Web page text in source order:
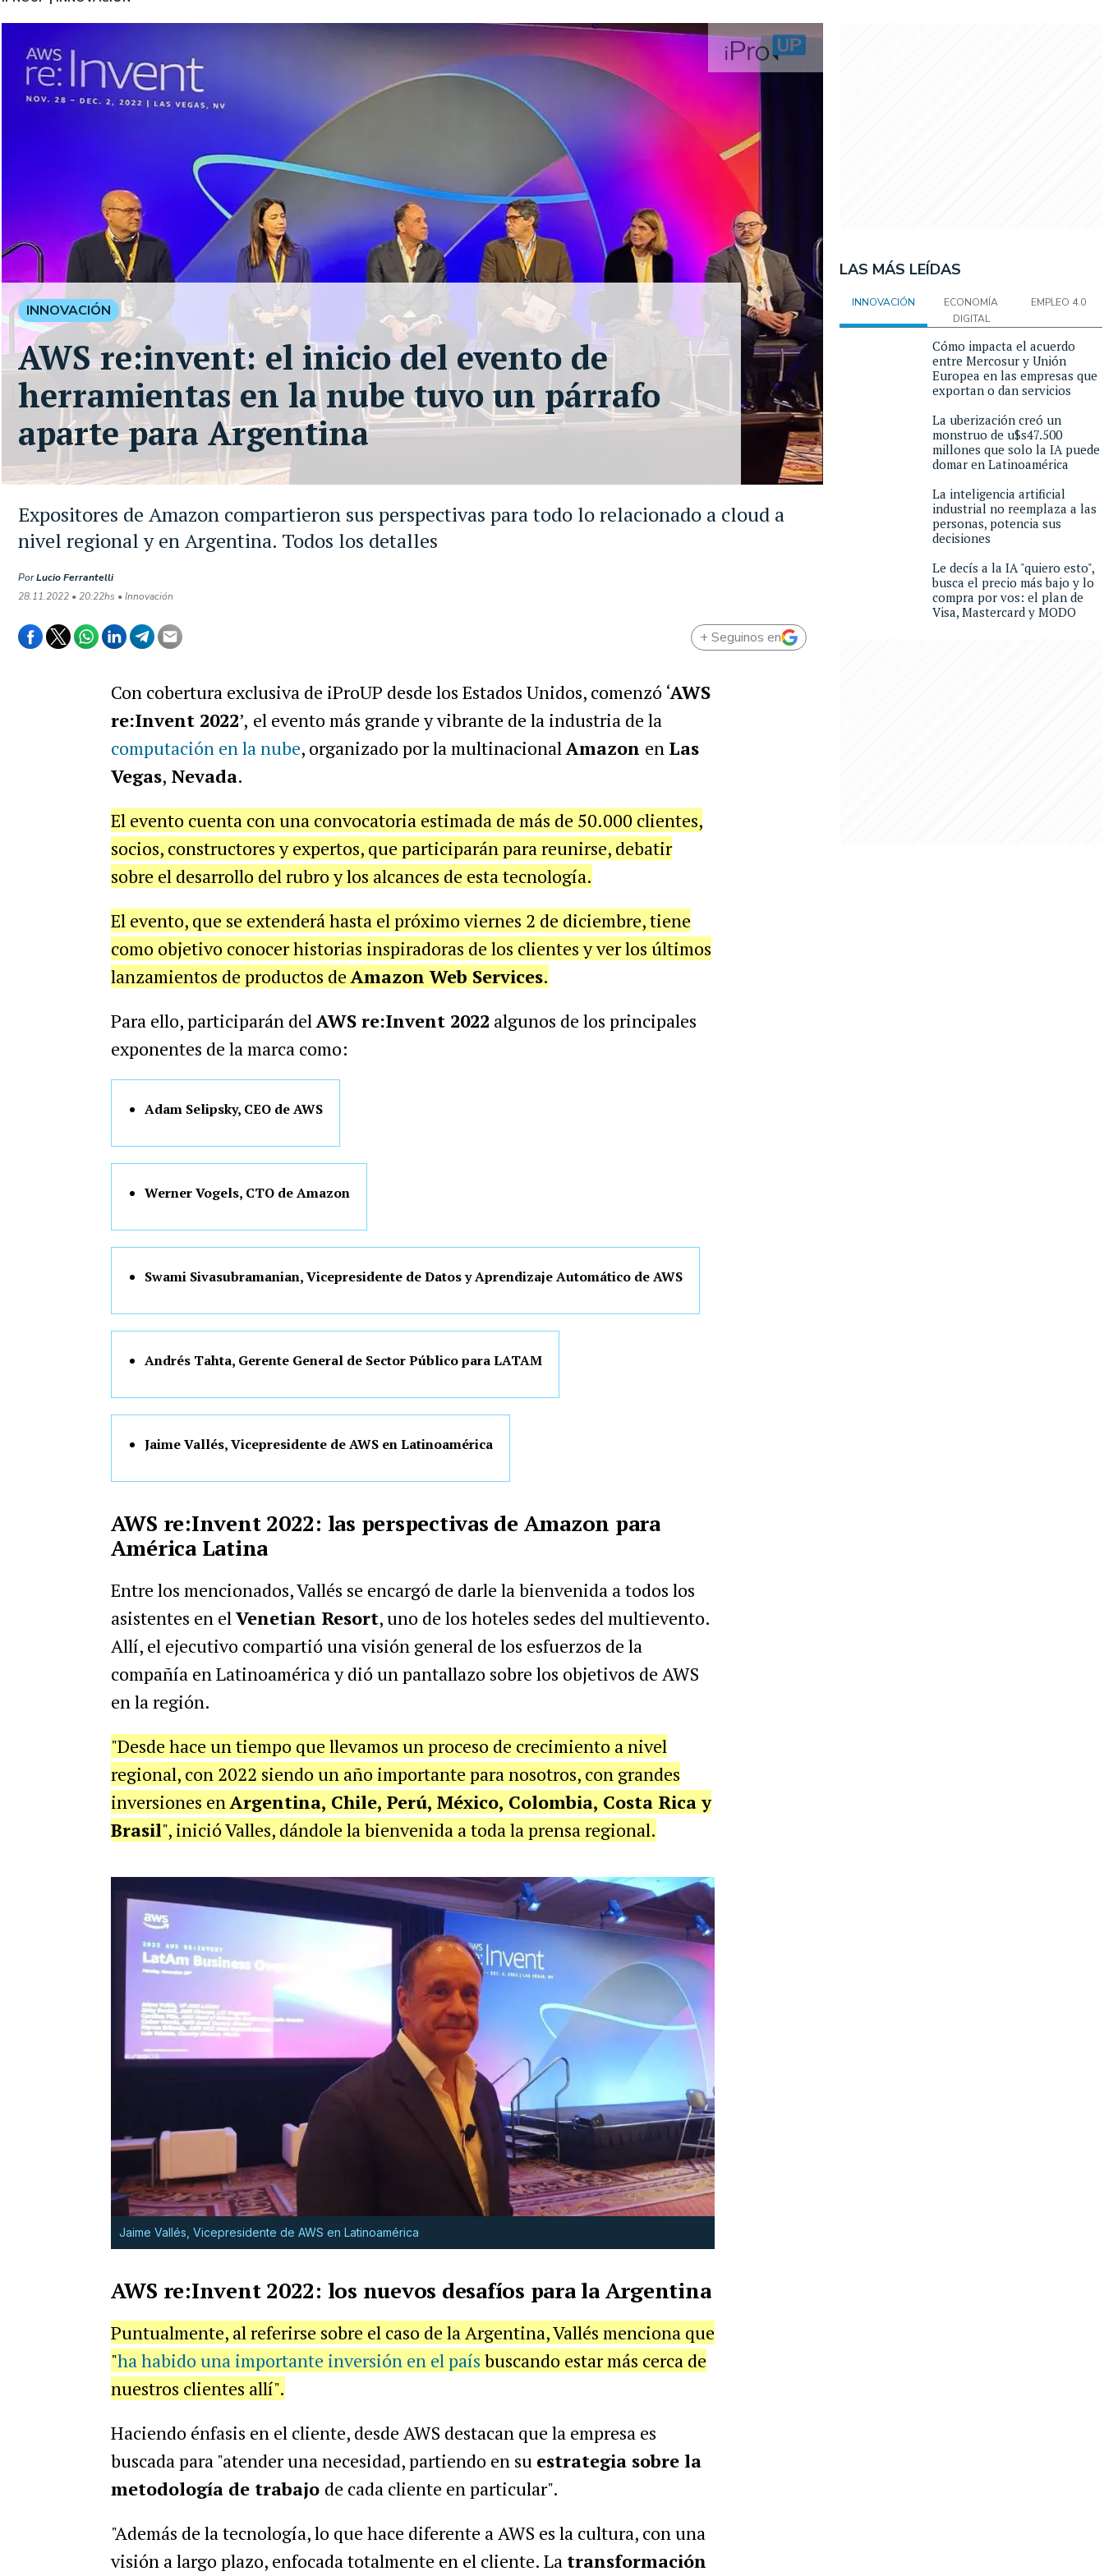
Expositores de Amazon compartieron sus perspectivas para todo lo relacionado a cloud a
nivel regional y en Argentina. Todos los detalles
PorLucio Ferrantelli
28.11.2022 • 20:22hs • Innovación
INNOVACIÓN
AWS re:invent: el inicio del evento de
herramientas en la nube tuvo un párrafo
aparte para Argentina
+ Seguinos en
Con cobertura exclusiva de iProUP desde los Estados Unidos, comenzó ‘AWS
re:Invent 2022’, el evento más grande y vibrante de la industria de la
computación en la nube, organizado por la multinacionalAmazon en Las
Vegas, Nevada.
El evento cuenta con una convocatoria estimada de más de 50.000 clientes,
socios, constructores y expertos, que participarán para reunirse, debatir
sobre el desarrollo del rubro y los alcances de esta tecnología.
El evento, que se extenderá hasta el próximo viernes 2 de diciembre, tiene
como objetivo conocer historias inspiradoras de los clientes y ver los últimos
lanzamientos de productos deAmazon Web Services.
Para ello, participarán delAWS re:Invent 2022 algunos de los principales
exponentes de la marca como:
Adam Selipsky, CEO de AWS
Werner Vogels, CTO de Amazon
Swami Sivasubramanian, Vicepresidente de Datos y Aprendizaje Automático de AWS
Andrés Tahta, Gerente General de Sector Público para LATAM
Jaime Vallés, Vicepresidente de AWS en Latinoamérica
AWS re:Invent 2022: las perspectivas de Amazon para
América Latina
Entre los mencionados, Vallés se encargó de darle la bienvenida a todos los
asistentes en elVenetian Resort, uno de los hoteles sedes del multievento.
Allí, el ejecutivo compartió una visión general de los esfuerzos de la
compañía en Latinoamérica y dió un pantallazo sobre los objetivos de AWS
en la región.
"Desde hace un tiempo que llevamos un proceso de crecimiento a nivel
regional, con 2022 siendo un año importante para nosotros, con grandes
inversiones enArgentina, Chile, Perú, México, Colombia, Costa Rica y
Brasil", inició Valles, dándole la bienvenida a toda la prensa regional.
Jaime Vallés, Vicepresidente de AWS en Latinoamérica
AWS re:Invent 2022: los nuevos desafíos para la Argentina
Puntualmente, al referirse sobre el caso de la Argentina, Vallés menciona que
"ha habido una importante inversión en el país buscando estar más cerca de
nuestros clientes allí".
Haciendo énfasis en el cliente, desde AWS destacan que la empresa es
buscada para "atender una necesidad, partiendo en su estrategia sobre la
metodología de trabajo de cada cliente en particular".
"Además de la tecnología, lo que hace diferente a AWS es la cultura, con una
visión a largo plazo, enfocada totalmente en el cliente. La transformación
LAS MÁS LEÍDAS
INNOVACIÓN
ECONOMÍA
DIGITAL
EMPLEO 4.0
Cómo impacta el acuerdo
entre Mercosur y Unión
Europea en las empresas que
exportan o dan servicios
La uberización creó un
monstruo de u$s47.500
millones que solo la IA puede
domar en Latinoamérica
La inteligencia artificial
industrial no reemplaza a las
personas, potencia sus
decisiones
Le decís a la IA "quiero esto",
busca el precio más bajo y lo
compra por vos: el plan de
Visa, Mastercard y MODO